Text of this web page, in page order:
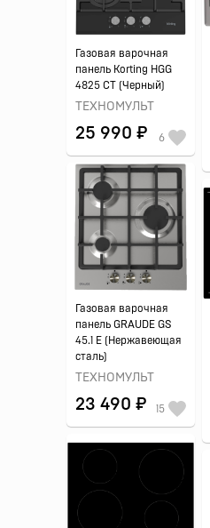
Газовая варочная
панель Korting HGG
4825 CT (Черный)
ТЕХНОМУЛЬТ
25 990 ₽ 6
Газовая варочная
панель GRAUDE GS
45.1 E (Нержавеющая
сталь)
ТЕХНОМУЛЬТ
23 490 ₽ 15